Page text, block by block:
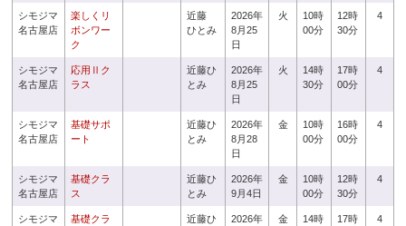
シモジマ
名古屋店
楽しくリ
ボンワー
ク
近藤
ひとみ
2026年
8月25
日
火
10時
00分
12時
30分
4
シモジマ
名古屋店
応用Ⅱク
ラス
近藤ひ
とみ
2026年
8月25
日
火
14時
30分
17時
00分
4
シモジマ
名古屋店
基礎サポ
ート
近藤ひ
とみ
2026年
8月28
日
金
10時
00分
16時
00分
4
シモジマ
名古屋店
基礎クラ
ス
近藤ひ
とみ
2026年
9月4日
金
10時
00分
12時
30分
4
シモジマ
基礎クラ
近藤ひ
2026年
金
14時
17時
4